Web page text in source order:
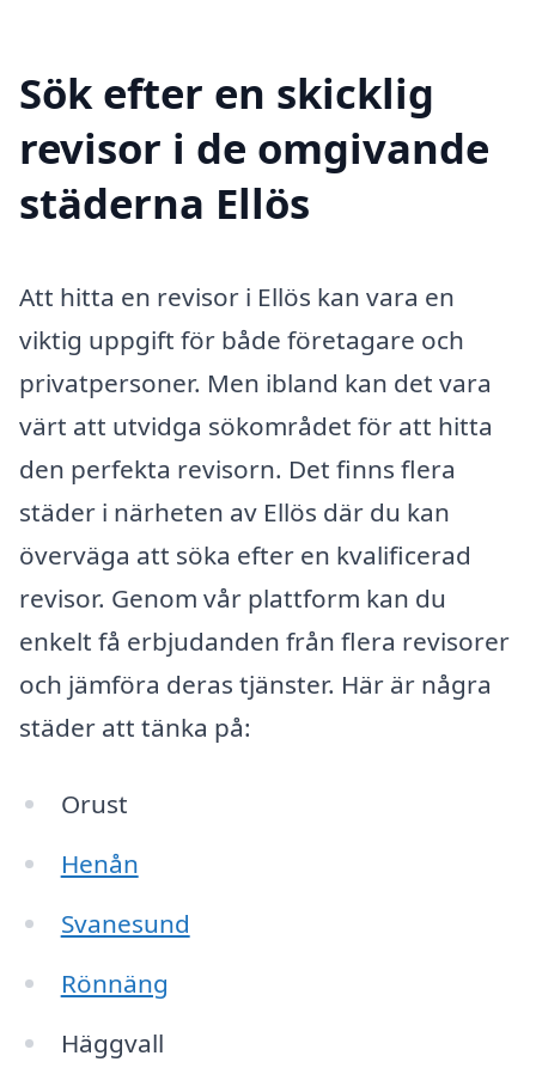
Sök efter en skicklig
revisor i de omgivande
städerna Ellös
Att hitta en revisor i Ellös kan vara en
viktig uppgift för både företagare och
privatpersoner. Men ibland kan det vara
värt att utvidga sökområdet för att hitta
den perfekta revisorn. Det finns flera
städer i närheten av Ellös där du kan
överväga att söka efter en kvalificerad
revisor. Genom vår plattform kan du
enkelt få erbjudanden från flera revisorer
och jämföra deras tjänster. Här är några
städer att tänka på:
Orust
Henån
Svanesund
Rönnäng
Häggvall